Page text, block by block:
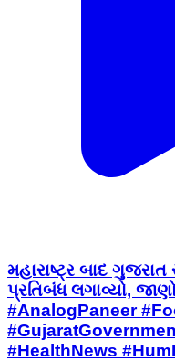
મહારાષ્ટ્ર બાદ
પ્રતિબંધ લગાવ્યો,
#AnalogPaneer
#HealthNews